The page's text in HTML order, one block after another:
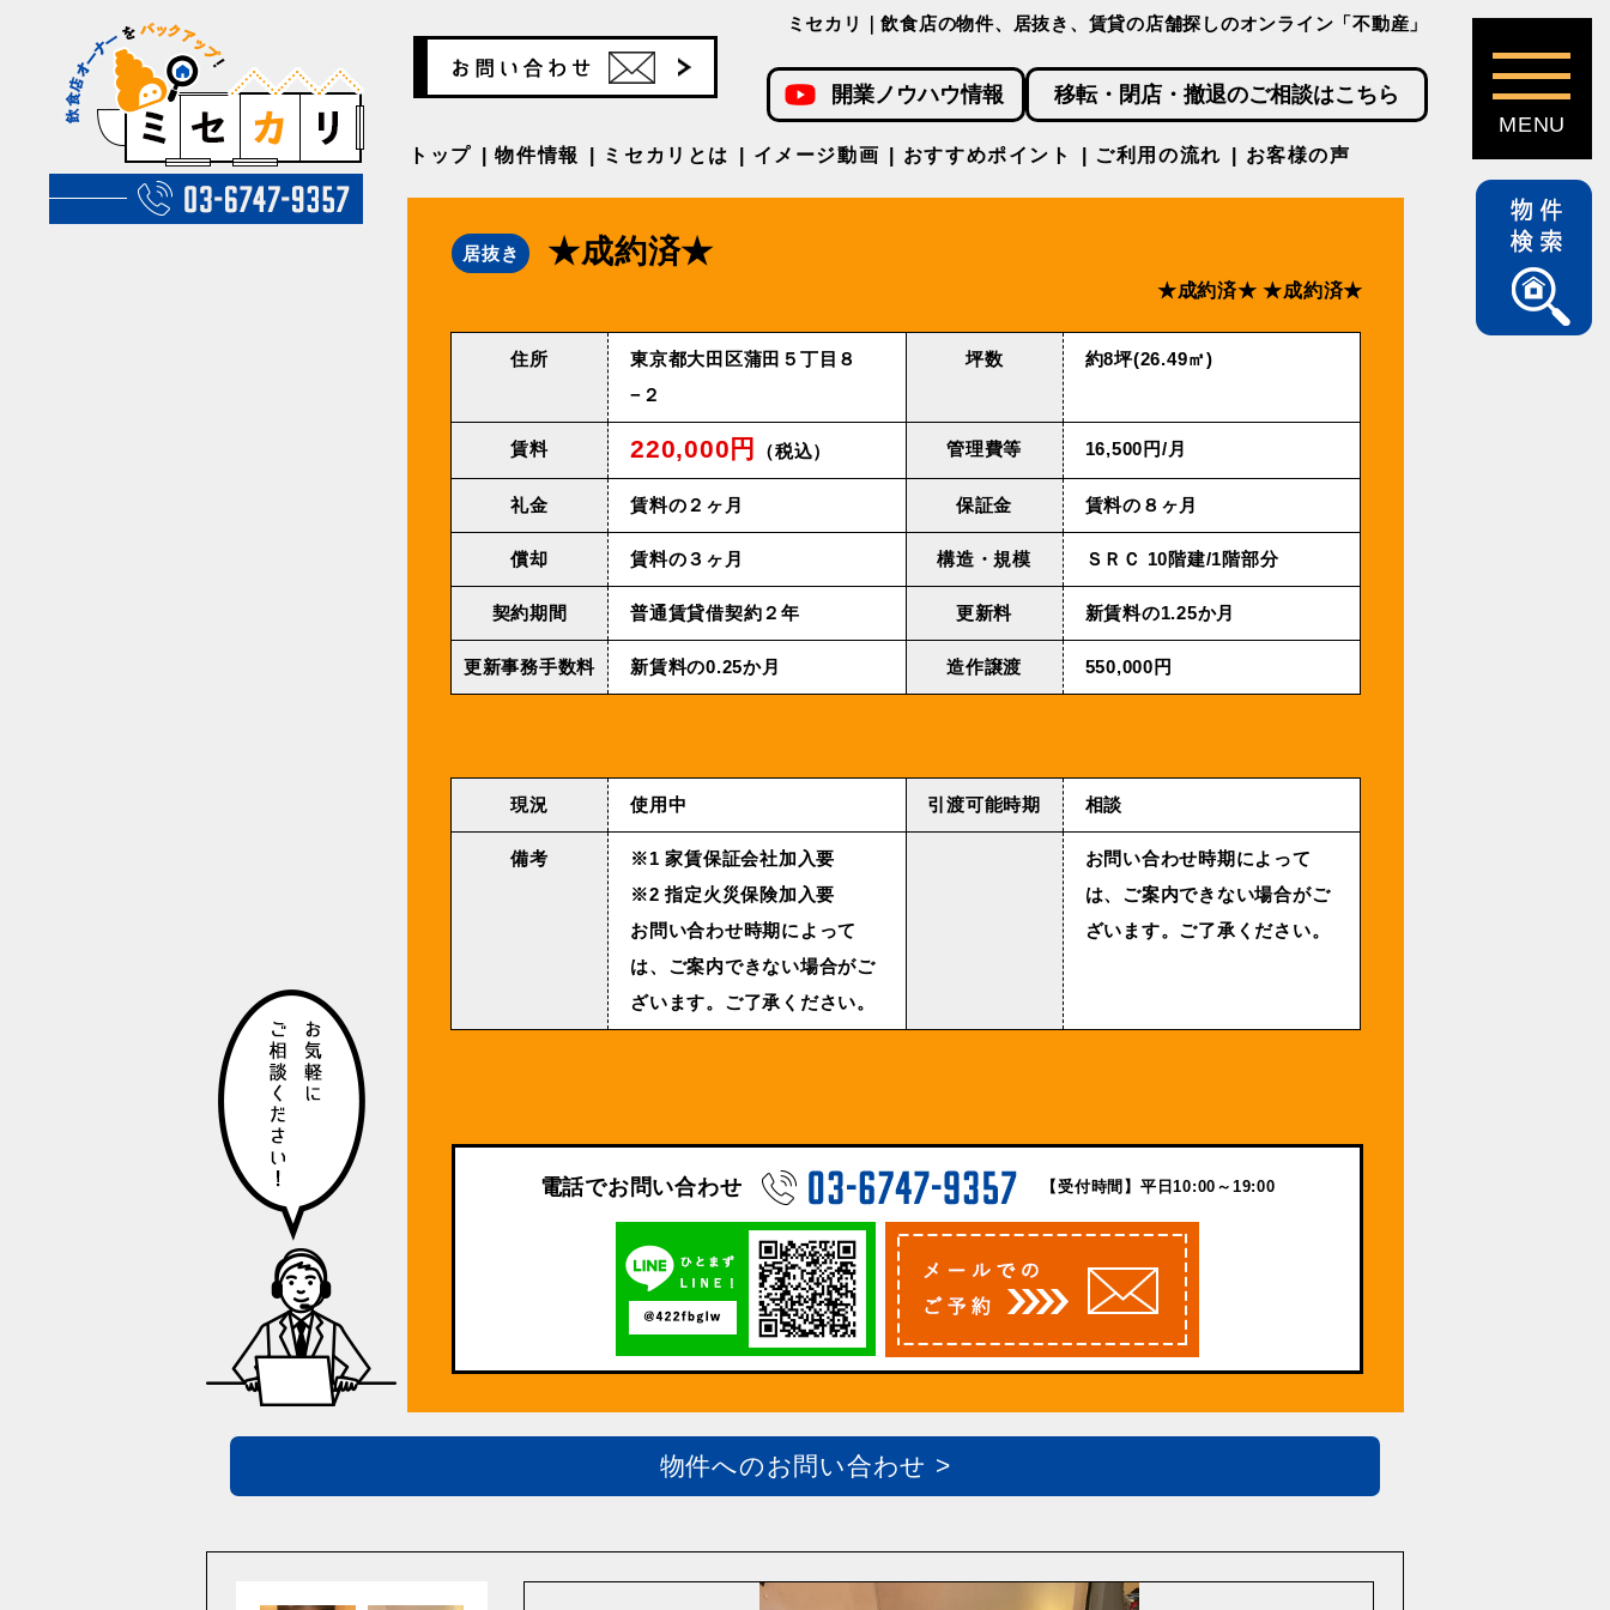
ミセカリ｜飲食店の物件、居抜き、賃貸の店舗探しのオンライン「不動産」
開業ノウハウ情報 移転・閉店・撤退のご相談はこちら
トップ 物件情報 ミセカリとは イメージ動画 おすすめポイント ご利用の流れ お客様の声
居抜き ★成約済★
★成約済★ ★成約済★
住所
東京都大田区蒲田５丁目８
−２
坪数 約8坪(26.49㎡)
賃料 220,000円 （税込） 管理費等 16,500円/⽉
礼金 賃料の２ヶ月 保証金 賃料の８ヶ月
償却 賃料の３ヶ月 構造・規模 ＳＲＣ 10階建/1階部分
契約期間 普通賃貸借契約２年 更新料 新賃料の1.25か月
更新事務手数料 新賃料の0.25か月 造作譲渡 550,000円
現況 使用中 引渡可能時期 相談
備考
※1 家賃保証会社加入要
※2 指定火災保険加入要
お問い合わせ時期によって
は、ご案内できない場合がご
ざいます。ご了承ください。
お問い合わせ時期によって
は、ご案内できない場合がご
ざいます。ご了承ください。
電話でお問い合わせ 【受付時間】平日10:00～19:00
物件へのお問い合わせ >